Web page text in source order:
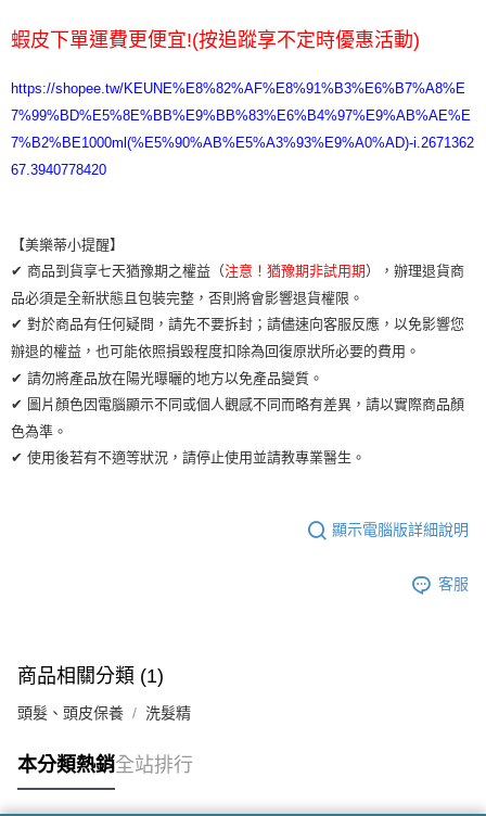
7-11取貨付款
每筆NT$65，滿NT$2,000(含以上)免運費
宅配
每筆NT$100，滿NT$2,000(含以上)免運費
蝦皮下單運費更便宜!(按追蹤享不定時優惠活動)
https://shopee.tw/KEUNE%E8%82%AF%E8%91%B3%E6%B7%A8%E
7%99%BD%E5%8E%BB%E9%BB%83%E6%B4%97%E9%AB%AE%E
7%B2%BE1000ml(%E5%90%AB%E5%A3%93%E9%A0%AD)-i.2671362
67.3940778420
【美樂蒂小提醒】
✔ 商品到貨享七天猶豫期之權益（注意！猶豫期非試用期），辦理退貨商
品必須是全新狀態且包裝完整，否則將會影響退貨權限。
✔ 對於商品有任何疑問，請先不要拆封；請儘速向客服反應，以免影響您
辦退的權益，也可能依照損毀程度扣除為回復原狀所必要的費用。
✔ 請勿將產品放在陽光曝曬的地方以免產品變質。
✔ 圖片顏色因電腦顯示不同或個人觀感不同而略有差異，請以實際商品顏
色為準。
✔ 使用後若有不適等狀況，請停止使用並請教專業醫生。
顯示電腦版詳細說明
客服
商品相關分類 (1)
頭髮、頭皮保養 洗髮精
本分類熱銷全站排行